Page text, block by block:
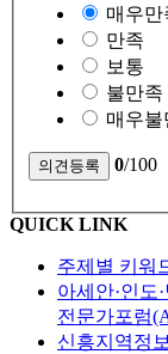
매우만
만족
보통
불만족
매우불
0/100
QUICK LINK
주제별 키워
아세안·인도
전문가포럼
신흥지역정